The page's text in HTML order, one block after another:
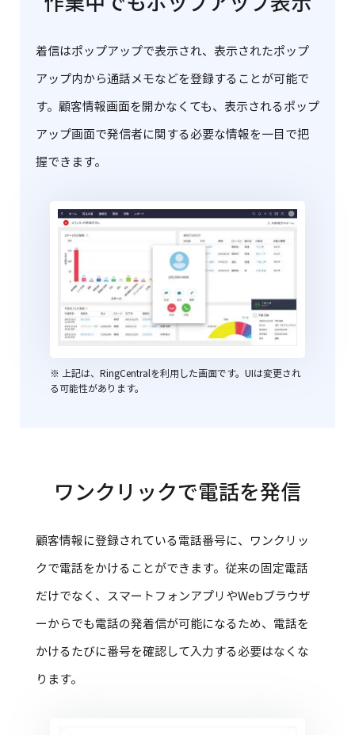
着信はポップアップで表示され、表示されたポップ
アップ内から通話メモなどを登録することが可能で
す。顧客情報画面を開かなくても、表示されるポップ
アップ画面で発信者に関する必要な情報を一目で把
握できます。
※ 上記は、RingCentralを利用した画面です。UIは変更され
る可能性があります。
ワンクリックで電話を発信
顧客情報に登録されている電話番号に、ワンクリッ
クで電話をかけることができます。 従来の固定電話
だけでなく、スマートフォンアプリやWebブラウザ
ーからでも電話の発着信が可能になるため、電話を
かけるたびに番号を確認して入力する必要はなくな
ります。